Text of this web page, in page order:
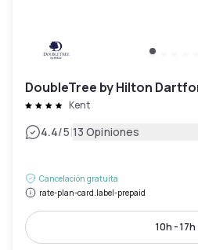
DoubleTree by Hilton
Kent
4.4/5|13 Opiniones
Cancelación gratuita
rate-plan-card.label-prepaid
10h - 17h